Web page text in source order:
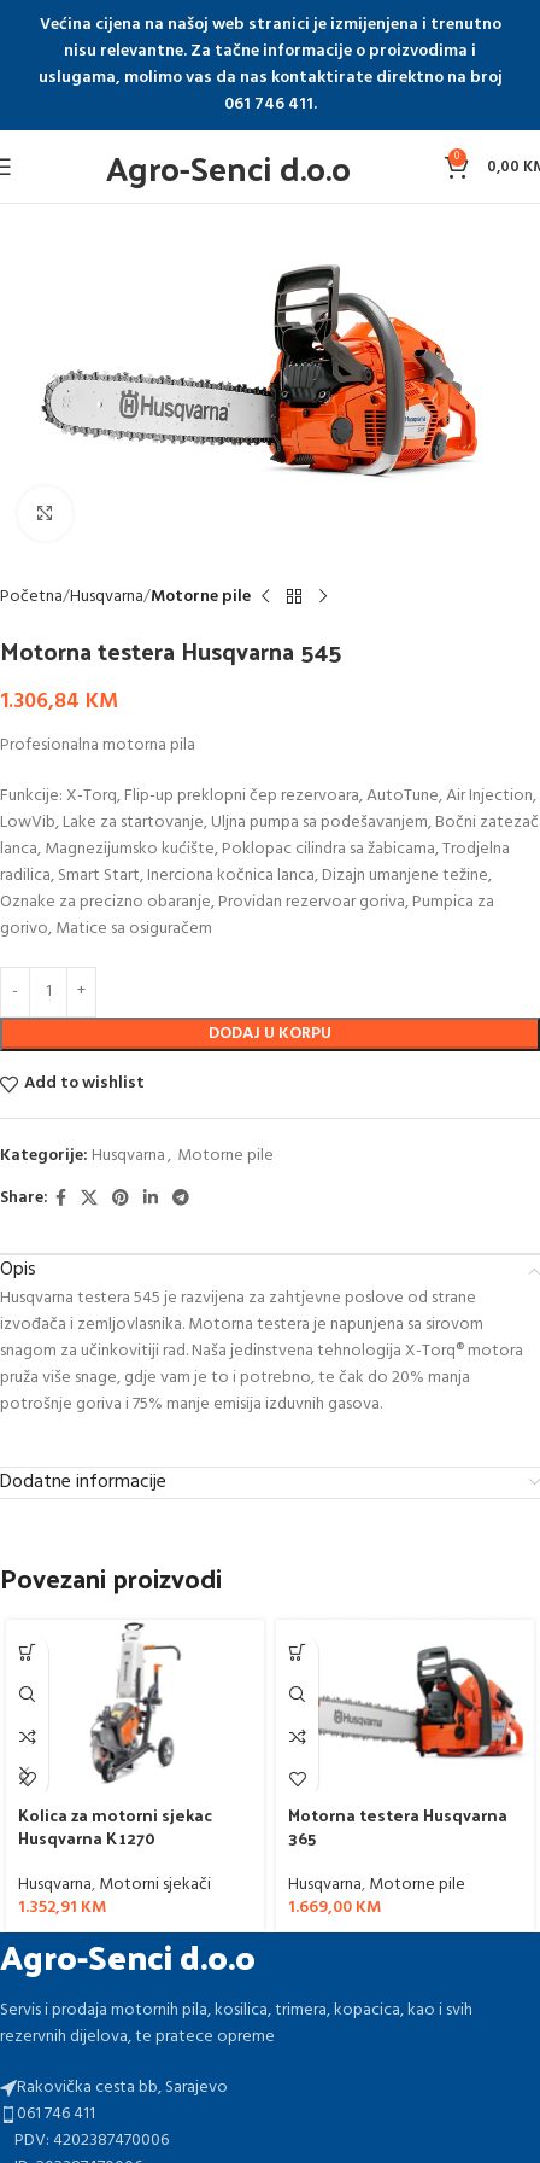
Većina cijena na našoj web stranici je izmijenjena i trenutno
nisu relevantne. Za tačne informacije o proizvodima i
uslugama, molimo vas da nas kontaktirate direktno na broj
061 746 411.
Agro-Senci d.o.o 0 0,00
Početna Husqvarna Motorne pile
Motorna testera Husqvarna 545
1.306,84 KM
Profesionalna motorna pila
Funkcije: X-Torq, Flip-up preklopni čep rezervoara, AutoTune, Air Injection,
LowVib, Lake za startovanje, Uljna pumpa sa podešavanjem, Bočni zatezač
lanca, Magnezijumsko kućište, Poklopac cilindra sa žabicama, Trodjelna
radilica, Smart Start, Inerciona kočnica lanca, Dizajn umanjene težine,
Oznake za precizno obaranje, Providan rezervoar goriva, Pumpica za
gorivo, Matice sa osiguračem
DODAJ U KORPU
Add to wishlist
Kategorije: Husqvarna, Motorne pile
Share:
Opis
Husqvarna testera 545 je razvijena za zahtjevne poslove od strane
izvođača i zemljovlasnika. Motorna testera je napunjena sa sirovom
snagom za učinkovitiji rad. Naša jedinstvena tehnologija X-Torq® motora
pruža više snage, gdje vam je to i potrebno, te čak do 20% manja
potrošnje goriva i 75% manje emisija izduvnih gasova.
Dodatne informacije
Povezani proizvodi
Kolica za motorni sjekac
Husqvarna K 1270
Husqvarna,Motorni sjekači
1.352,91 KM
Motorna testera Husqvarna
365
Husqvarna,Motorne pile
1.669,00KM
Agro-Senci d.o.o
Servis i prodaja motornih pila, kosilica, trimera, kopacica, kao i svih
rezervnih dijelova, te pratece opreme
Rakovička cesta bb, Sarajevo
061 746 411
PDV: 4202387470006